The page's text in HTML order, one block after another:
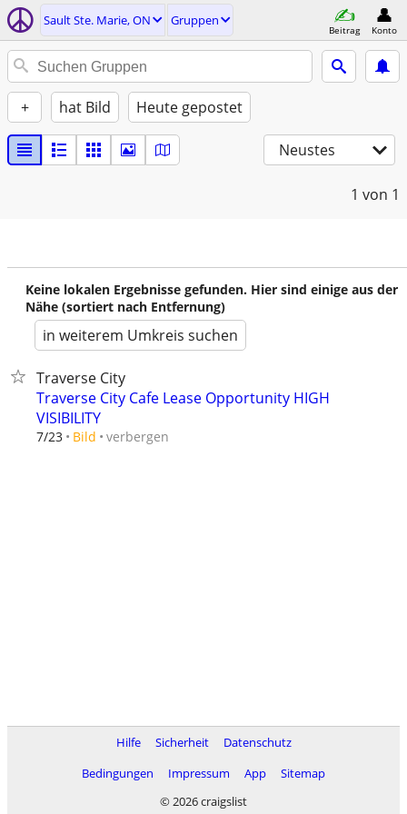
Sault Ste. Marie, ON Gruppen
Beitrag Konto
+ hat Bild Heute gepostet
Neustes
1 von 1
Keine lokalen Ergebnisse gefunden. Hier sind einige aus der
Nähe (sortiert nach Entfernung)
in weiterem Umkreis suchen
Traverse City
Traverse City Cafe Lease Opportunity HIGH
VISIBILITY
7/23 Bild verbergen
Hilfe Sicherheit
Datenschutz
Bedingungen
Impressum App
Sitemap
© 2026 craigslist